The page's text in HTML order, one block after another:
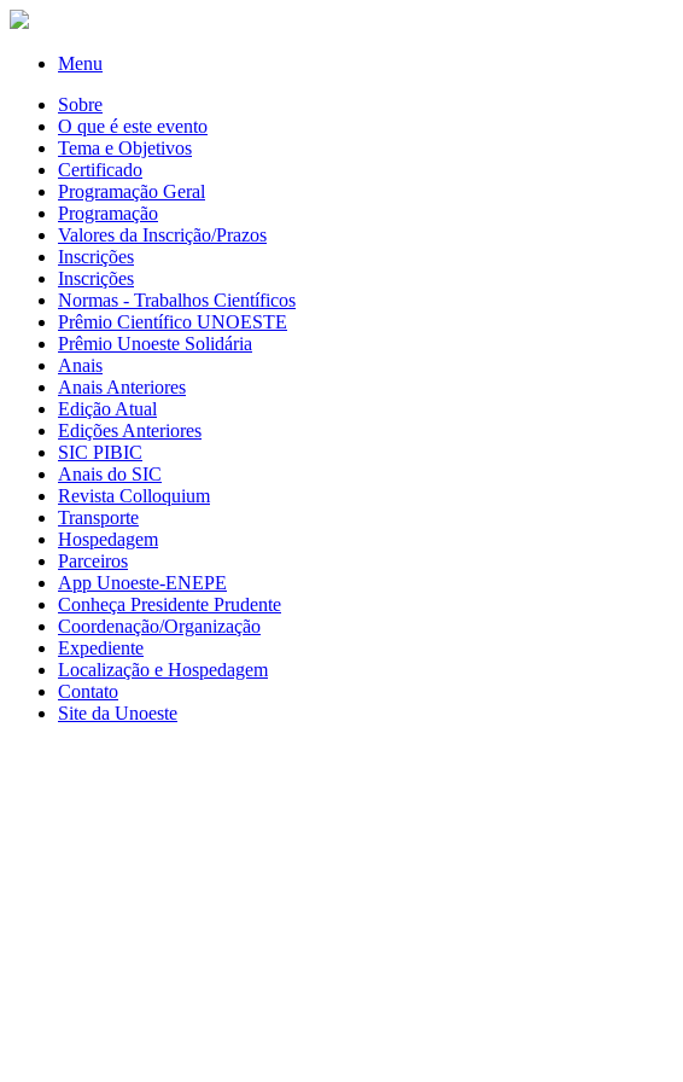
Menu
Sobre
O que é este evento
Tema e Objetivos
Certificado
Programação Geral
Programação
Valores da Inscrição/Prazos
Inscrições
Inscrições
Normas - Trabalhos Científicos
Prêmio Científico UNOESTE
Prêmio Unoeste Solidária
Anais
Anais Anteriores
Edição Atual
Edições Anteriores
SIC PIBIC
Anais do SIC
Revista Colloquium
Transporte
Hospedagem
Parceiros
App Unoeste-ENEPE
Conheça Presidente Prudente
Coordenação/Organização
Expediente
Localização e Hospedagem
Contato
Site da Unoeste